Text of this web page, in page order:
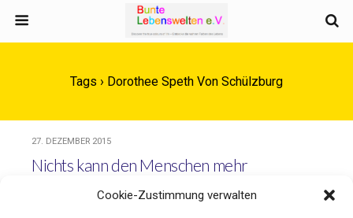
Cookie-Zustimmung verwalten
Tags › Dorothee Speth Von Schülzburg
27. DEZEMBER 2015
Nichts kann den Menschen mehr
stärken als das Vertrauen, das man
ihm entgegenbringt (Paul